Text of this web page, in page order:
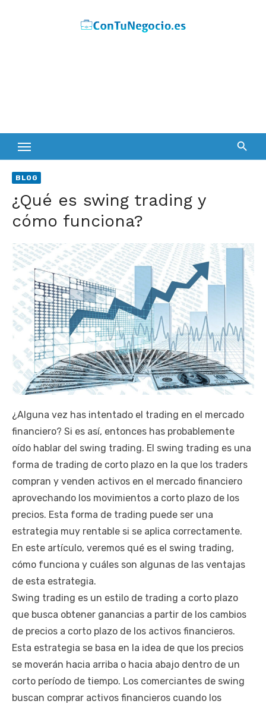
BLOG
¿Qué es swing trading y
cómo funciona?
¿Alguna vez has intentado el trading en el mercado
financiero? Si es así, entonces has probablemente
oído hablar del swing trading. El swing trading es una
forma de trading de corto plazo en la que los traders
compran y venden activos en el mercado financiero
aprovechando los movimientos a corto plazo de los
precios. Esta forma de trading puede ser una
estrategia muy rentable si se aplica correctamente.
En este artículo, veremos qué es el swing trading,
cómo funciona y cuáles son algunas de las ventajas
de esta estrategia.
Swing trading es un estilo de trading a corto plazo
que busca obtener ganancias a partir de los cambios
de precios a corto plazo de los activos financieros.
Esta estrategia se basa en la idea de que los precios
se moverán hacia arriba o hacia abajo dentro de un
corto período de tiempo. Los comerciantes de swing
buscan comprar activos financieros cuando los